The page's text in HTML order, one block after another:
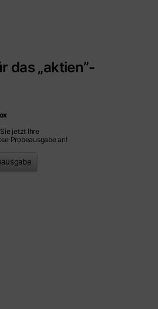
das „aktien”-
jetzt Ihre
Probeausgabe an!